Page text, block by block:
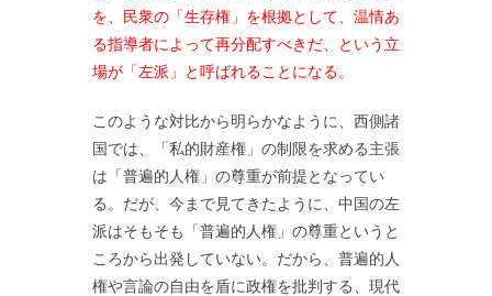
を、民衆の「生存権」を根拠として、温情あ
る指導者によって再分配すべきだ、という立
場が「左派」と呼ばれることになる。
このような対比から明らかなように、西側諸
国では、「私的財産権」の制限を求める主張
は「普遍的人権」の尊重が前提となってい
る。だが、今まで見てきたように、中国の左
派はそもそも「普遍的人権」の尊重というと
ころから出発していない。だから、普遍的人
権や言論の自由を盾に政権を批判する、現代